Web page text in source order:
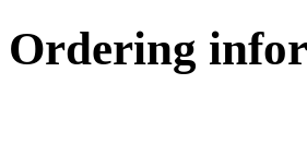
Ordering